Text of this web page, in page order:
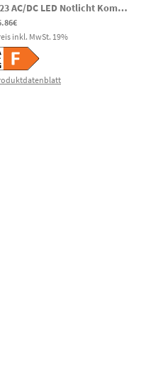
G23 AC/DC LED Notlicht Kompaktleuchtstofflampe 6W 550lm 3000K 180-269V DC 180-260V AC
inkl. MwSt. 19%